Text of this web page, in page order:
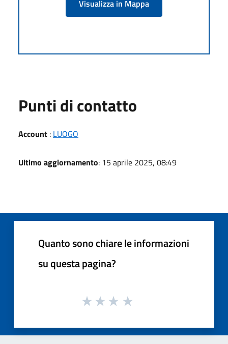
Visualizza in Mappa
Punti di contatto
Account : LUOGO
Ultimo aggiornamento: 15 aprile 2025, 08:49
Quanto sono chiare le informazioni
su questa pagina?